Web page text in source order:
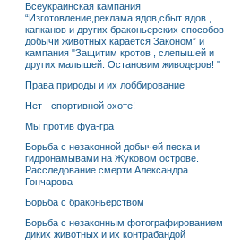
Всеукраинская кампания
“Изготовление,реклама ядов,сбыт ядов ,
капканов и других браконьерских способов
добычи животных карается Законом” и
кампания "Защитим кротов , слепышей и
других малышей. Остановим живодеров! "
Права природы и их лоббирование
Нет - спортивной охоте!
Мы против фуа-гра
Борьба с незаконной добычей песка и
гидронамывами на Жуковом острове.
Расследование смерти Александра
Гончарова
Борьба с браконьерством
Борьба с незаконным фотографированием
диких животных и их контрабандой